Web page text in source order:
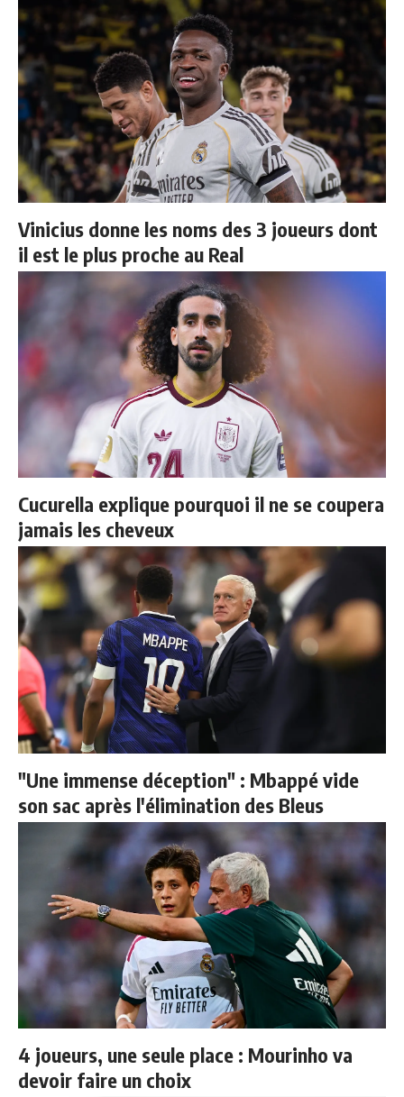
Vinicius donne les noms des 3 joueurs dont
il est le plus proche au Real
Cucurella explique pourquoi il ne se coupera
jamais les cheveux
"Une immense déception" : Mbappé vide
son sac après l'élimination des Bleus
4 joueurs, une seule place : Mourinho va
devoir faire un choix